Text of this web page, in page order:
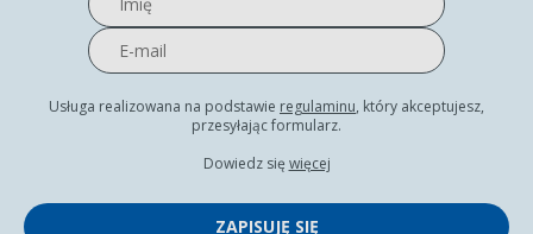
Usługa realizowana na podstawie regulaminu, który akceptujesz,
przesyłając formularz.
Dowiedz się więcej
ZAPISUJĘ SIĘ